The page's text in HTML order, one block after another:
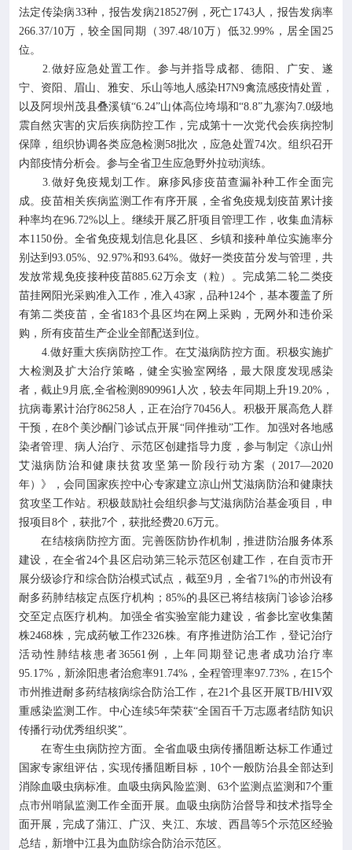
法定传染病33种，报告发病218527例，死亡1743人，报告发病率
266.37/10万，较全国同期（397.48/10万）低32.99%，居全国25
位。
2.做好应急处置工作。参与并指导成都、德阳、广安、遂
宁、资阳、眉山、雅安、乐山等地人感染H7N9禽流感疫情处置，
以及阿坝州茂县叠溪镇“6.24”山体高位垮塌和“8.8”九寨沟7.0级地
震自然灾害的灾后疾病防控工作，完成第十一次党代会疾病控制
保障，组织协调各类应急检测58批次，应急处置74次。组织召开
内部疫情分析会。参与全省卫生应急野外拉动演练。
3.做好免疫规划工作。麻疹风疹疫苗查漏补种工作全面完
成。疫苗相关疾病监测工作有序开展，全省免疫规划疫苗累计接
种率均在96.72%以上。继续开展乙肝项目管理工作，收集血清标
本1150份。全省免疫规划信息化县区、乡镇和接种单位实施率分
别达到93.05%、92.97%和93.64%。做好一类疫苗分发与管理，共
发放常规免疫接种疫苗885.62万余支（粒）。完成第二轮二类疫
苗挂网阳光采购准入工作，准入43家，品种124个，基本覆盖了所
有第二类疫苗，全省183个县区均在网上采购，无网外和违价采
购，所有疫苗生产企业全部配送到位。
4.做好重大疾病防控工作。在艾滋病防控方面。积极实施扩
大检测及扩大治疗策略，健全实验室网络，最大限度发现感染
者，截止9月底,全省检测8909961人次，较去年同期上升19.20%，
抗病毒累计治疗86258人，正在治疗70456人。积极开展高危人群
干预，在8个美沙酮门诊试点开展“同伴推动”工作。加强对各地感
染者管理、病人治疗、示范区创建指导力度，参与制定《凉山州
艾滋病防治和健康扶贫攻坚第一阶段行动方案（2017—2020
年）》，会同国家疾控中心专家建立凉山州艾滋病防治和健康扶
贫攻坚工作站。积极鼓励社会组织参与艾滋病防治基金项目，申
报项目8个，获批7个，获批经费20.6万元。
在结核病防控方面。完善医防协作机制，推进防治服务体系
建设，在全省24个县区启动第三轮示范区创建工作，在自贡市开
展分级诊疗和综合防治模式试点，截至9月，全省71%的市州设有
耐多药肺结核定点医疗机构；85%的县区已将结核病门诊诊治移
交至定点医疗机构。加强全省实验室能力建设，省参比室收集菌
株2468株，完成药敏工作2326株。有序推进防治工作，登记治疗
活动性肺结核患者36561例，上年同期登记患者成功治疗率
95.17%，新涂阳患者治愈率91.74%，全程管理率97.73%，在15个
市州推进耐多药结核病综合防治工作，在21个县区开展TB/HIV双
重感染监测工作。中心连续5年荣获“全国百千万志愿者结防知识
传播行动优秀组织奖”。
在寄生虫病防控方面。全省血吸虫病传播阻断达标工作通过
国家专家组评估，实现传播阻断目标，10个一般防治县全部达到
消除血吸虫病标准。血吸虫病风险监测、63个监测点监测和7个重
点市州哨鼠监测工作全面开展。血吸虫病防治督导和技术指导全
面开展，完成了蒲江、广汉、夹江、东坡、西昌等5个示范区经验
总结，新增中江县为血防综合防治示范区。